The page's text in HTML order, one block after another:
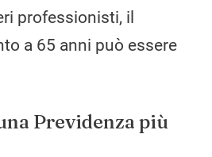
professionisti, il
a 65 anni può essere
Previdenza più